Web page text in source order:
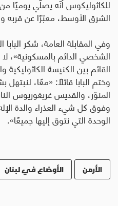
للكاثوليكوس أنّه يصلّي يوميًا
الشرق الأوسط، معبّرًا عن قربه
وفي المقابلة العامة، شكر
الشخصي الدائم بالمسكونية»،
القائم بين الكنيسة
وختم البابا قائلًا: «معًا،
المنوّر، والقديس غريغوريوس
وفوق كل شيء العذراء والدة
الوحدة التي نتوق إليها جميعًا».
الأرمن الأوضاع في لبنان